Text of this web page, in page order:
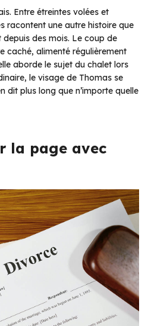
Entre étreintes volées et
racontent une autre histoire que
des mois. Le coup de
caché, alimenté régulièrement
aborde le sujet du chalet lors
le visage de Thomas se
dit plus long que n’importe quelle
la page avec